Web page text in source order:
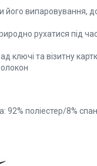
його випаровування,
рухатися під
ключі та візитну
92% поліестер/8%